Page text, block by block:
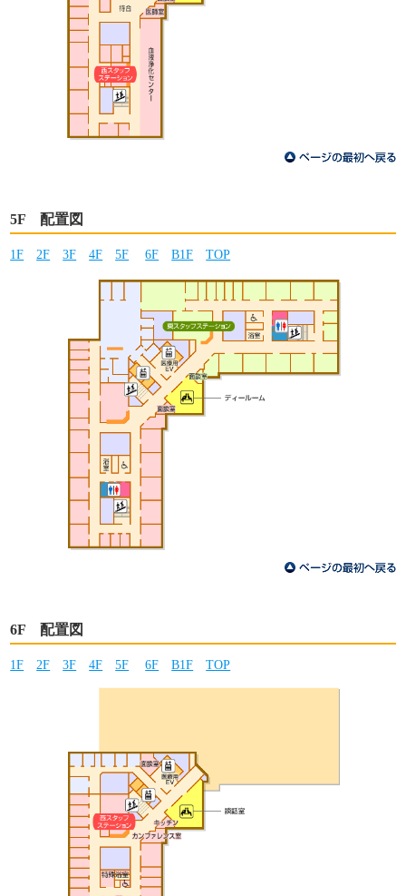
5F 配置図
1F 2F 3F 4F 5F 6F B1F TOP
6F 配置図
1F 2F 3F 4F 5F 6F B1F TOP